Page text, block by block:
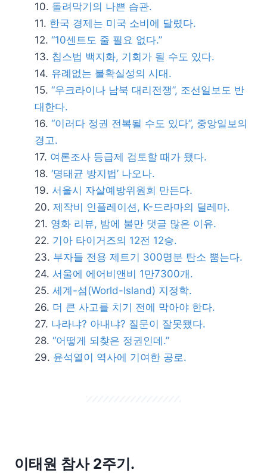
돌려막기의 나쁜 습관.
한국 경제는 미국 소비에 달렸다.
“10센트도 줄 필요 없다.”
칩스법 백지화, 기회가 될 수도 있다.
유례없는 불확실성의 시대.
“우크라이나 남북 대리전쟁”, 조선일보도 반
대한다.
“이러다 정권 전복될 수도 있다”, 중앙일보의
경고.
여론조사 등급제 검토할 때가 됐다.
‘명태균 방지법’ 나오나.
서울시 자살예방위원회 만든다.
제작비 인플레이션, K-드라마의 딜레마.
영화 리뷰, 밤에 불만 댓글 많은 이유.
기아 타이거즈의 12전 12승.
부자들 전용 제트기 300명분 탄소 뿜는다.
서울에 에어비앤비 1만7300개.
세계-섬(World-Island) 지정학.
더 큰 사고를 치기 전에 막아야 한다.
나라냐? 아내냐? 질문이 잘못됐다.
“어떻게 되찾은 정권인데.”
윤석열이 역사에 기여한 공로.
이태원 참사 2주기.